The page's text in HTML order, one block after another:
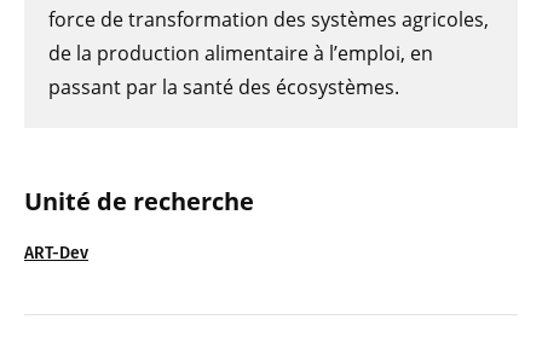
Unité de recherche
ART-Dev
force de transformation des systèmes agricoles,
de la production alimentaire à l’emploi, en
passant par la santé des écosystèmes.